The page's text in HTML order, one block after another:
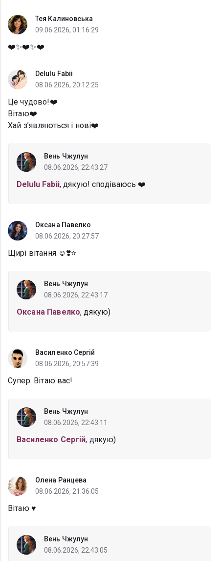
Тея Калиновська
09.06.2026, 01:16:29
❤️✨❤️✨❤️
Delulu Fabii
08.06.2026, 20:12:25
Це чудово!❤️
Вітаю❤️
Хай зʼявляються і нові❤️
Вень Чжулун
08.06.2026, 22:43:27
Delulu Fabii, дякую! сподіваюсь ❤️
Оксана Павелко
08.06.2026, 20:27:57
Щирі вітання ☺️❣️⭐
Вень Чжулун
08.06.2026, 22:43:17
Оксана Павелко, дякую)
Василенко Сергій
08.06.2026, 20:57:39
Супер. Вітаю вас!
Вень Чжулун
08.06.2026, 22:43:11
Василенко Сергій, дякую)
Олена Ранцева
08.06.2026, 21:36:05
Вітаю ♥️
Вень Чжулун
08.06.2026, 22:43:05